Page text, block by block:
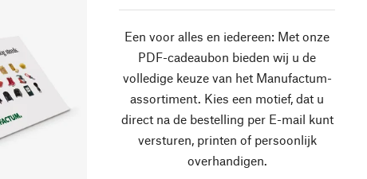
Een voor alles en iedereen: Met onze
PDF-cadeaubon bieden wij u de
volledige keuze van het Manufactum-
assortiment. Kies een motief, dat u
direct na de bestelling per E-mail kunt
versturen, printen of persoonlijk
overhandigen.